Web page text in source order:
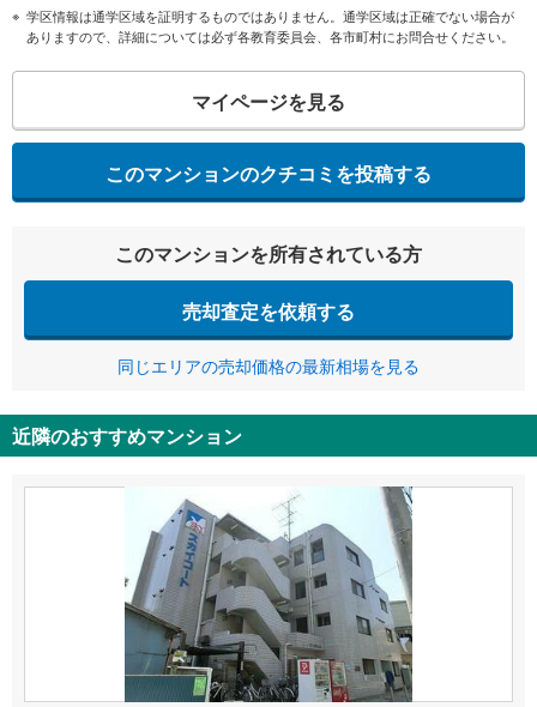
学区情報は通学区域を証明するものではありません。通学区域は正確でない場合が
ありますので、詳細については必ず各教育委員会、各市町村にお問合せください。
マイページを見る
このマンションのクチコミを投稿する
このマンションを所有されている方
売却査定を依頼する
同じエリアの売却価格の最新相場を見る
近隣のおすすめマンション